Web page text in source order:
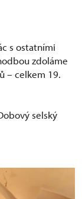
s ostatními
zdoláme
– celkem 19.
selský